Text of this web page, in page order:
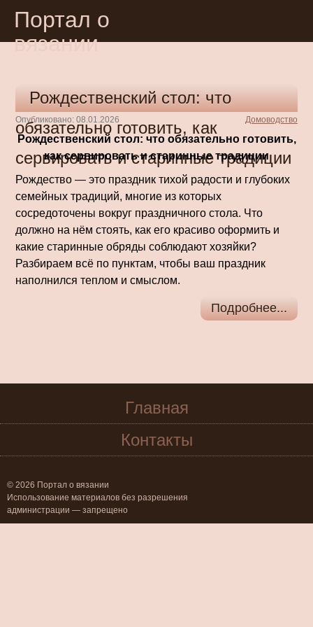
Портал о
вязании
Рождественский стол: что
обязательно готовить, как
сервировать и старинные традиции
Опубликовано: 08.01.2026 Домоводство
Рождественский стол: что обязательно готовить,
как сервировать и старинные традиции
Рождество — это праздник тихой радости и глубоких
семейных традиций, многие из которых
сосредоточены вокруг праздничного стола. Что
должно на нём стоять, как его красиво оформить и
какие старинные обряды соблюдают хозяйки?
Разбираем всё по пунктам, чтобы ваш праздник
наполнился теплом и смыслом.
Подробнее...
Главная
Контакты
© 2026 Портал о вязании
Использование материалов без разрешения
администрации — запрещено